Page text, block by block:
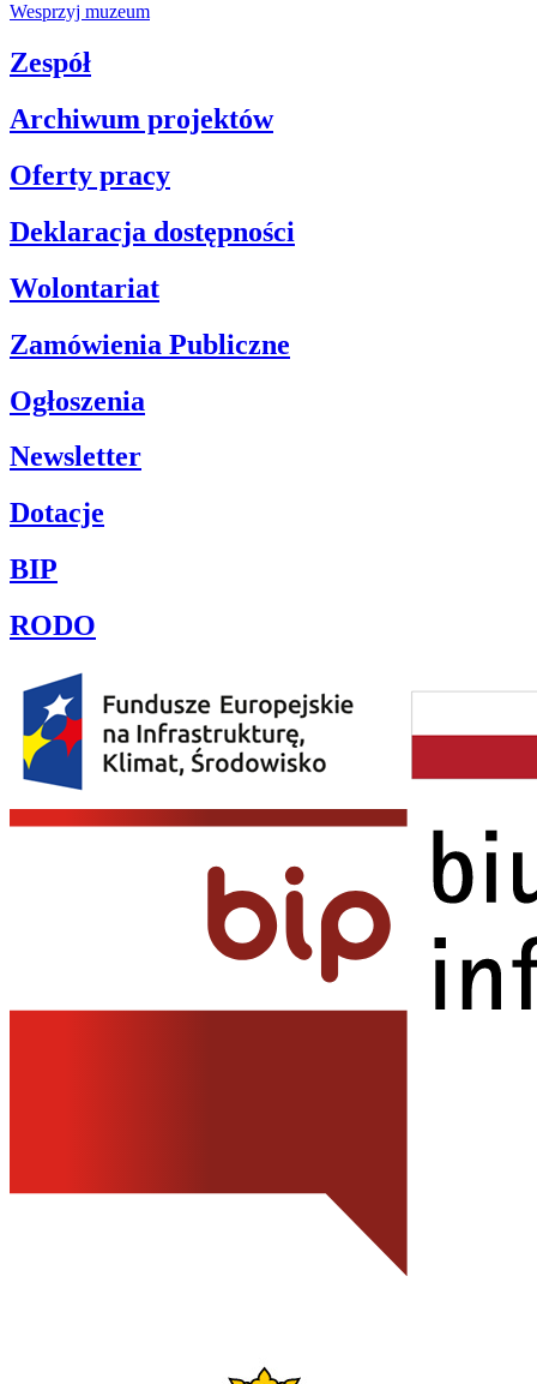
Wesprzyj muzeum
Zespół
Archiwum projektów
Oferty pracy
Deklaracja dostępności
Wolontariat
Zamówienia Publiczne
Ogłoszenia
Newsletter
Dotacje
BIP
RODO